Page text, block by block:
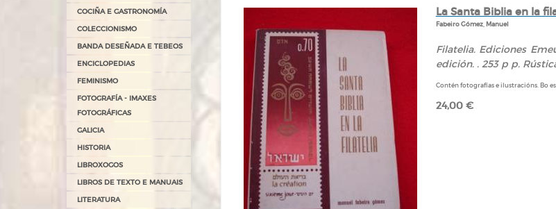
COCIÑA E GASTRONOMÍA
COLECCIONISMO
BANDA DESEÑADA E TEBEOS
ENCICLOPEDIAS
FEMINISMO
FOTOGRAFÍA - IMAXES
FOTOGRÁFICAS
GALICIA
HISTORIA
LIBROXOGOS
LIBROS DE TEXTO E MANUAIS
LITERATURA
La Santa Biblia en la
Fabeiro Gómez, Manuel
Filatelia. Ediciones
edición. . 253 p p.
Contén fotografías e ilustracións. Bo
24,00 €